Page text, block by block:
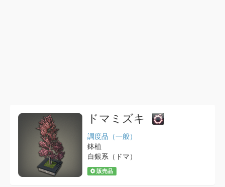
ドマミズキ
調度品（一般）
鉢植
白銀系（ドマ）
販売品